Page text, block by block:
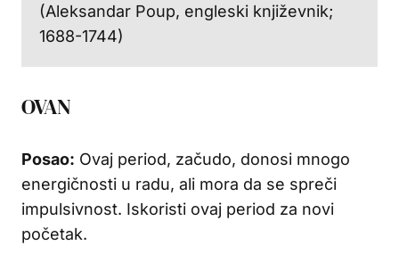
(Aleksandar Poup, engleski književnik;
1688-1744)
OVAN
Posao: Ovaj period, začudo, donosi mnogo
energičnosti u radu, ali mora da se spreči
impulsivnost. Iskoristi ovaj period za novi
početak.